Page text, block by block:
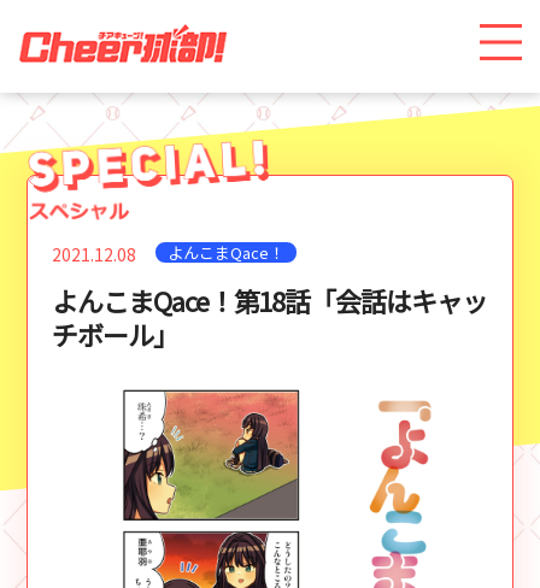
2021.12.08 よんこまQace！
よんこまQace！第18話「会話はキャッ
チボール」